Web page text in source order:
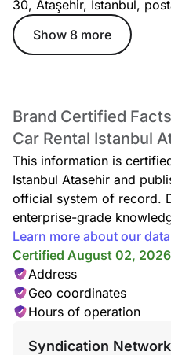
30, Ataşehir, Istanbul,
Show 8 more
Brand Certified
Car Rental Istanbul
This information is
Istanbul Atasehir and
official system of record.
enterprise-grade
Learn more about our
Certified August 02, 2026
Address
Geo coordinates
Hours of operation
Syndication Network